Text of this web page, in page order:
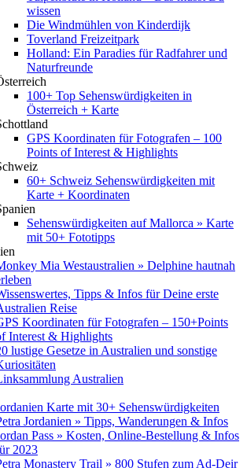
wissen
Die Windmühlen von Kinderdijk
Toverland Freizeitpark
Holland: Ein Paradies für Radfahrer und
Naturfreunde
100+ Top Sehenswürdigkeiten in
Österreich + Karte
GPS Koordinaten für Fotografen – 100
Points of Interest & Highlights
60+ Schweiz Sehenswürdigkeiten mit
Karte + Koordinaten
Sehenswürdigkeiten auf Mallorca » Karte
mit 50+ Fototipps
Mia Westaustralien » Delphine hautnah
Tipps & Infos für Deine erste
Reise
Koordinaten für Fotografen – 150+Points
Interest & Highlights
lustige Gesetze in Australien und sonstige
Australien
Karte mit 30+ Sehenswürdigkeiten
Jordanien » Tipps, Wanderungen & Infos
Pass » Kosten, Online-Bestellung & Infos
2023
Monastery Trail » 800 Stufen zum Ad-Deir